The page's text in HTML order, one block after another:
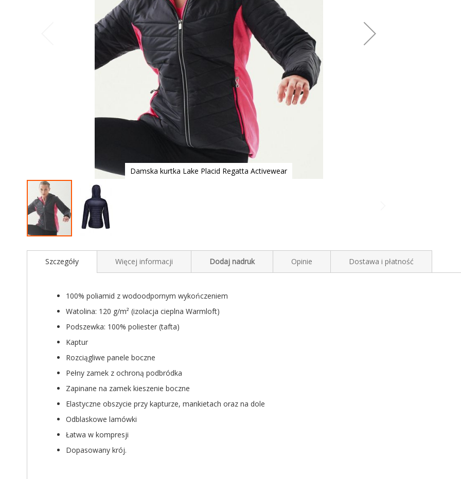
Damska kurtka Lake Placid Regatta Activewear
na
początekSzczegóły
100% poliamid z wodoodpornym wykończeniem
Watolina: 120 g/m² (izolacja cieplna Warmloft)
Podszewka: 100% poliester (tafta)
Kaptur
Rozciągliwe panele boczne
Pełny zamek z ochroną podbródka
Zapinane na zamek kieszenie boczne
Elastyczne obszycie przy kapturze, mankietach oraz na dole
Odblaskowe lamówki
Łatwa w kompresji
Dopasowany krój.
Więcej informacji Dodaj nadruk Opinie Dostawa i płatność